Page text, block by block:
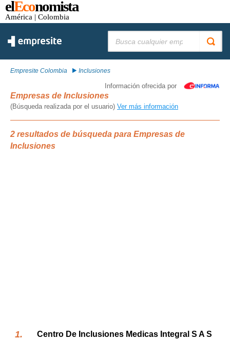
elEconomista
América | Colombia
Empresite Colombia Inclusiones
Información ofrecida por
Empresas de Inclusiones
(Búsqueda realizada por el usuario) Ver más información
2 resultados de búsqueda para Empresas de
Inclusiones
Centro De Inclusiones Medicas Integral S A S